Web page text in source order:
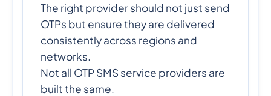
The right provider should not just send
OTPs but ensure they are delivered
consistently across regions and
networks.
Not all OTP SMS service providers are
built the same.